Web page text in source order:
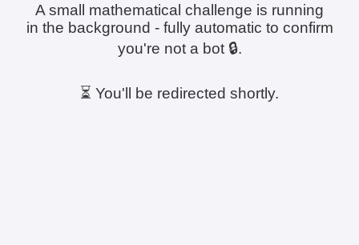
A small mathematical challenge is running
in the background - fully automatic to confirm
you're not a bot 🔒.
⏳ You'll be redirected shortly.